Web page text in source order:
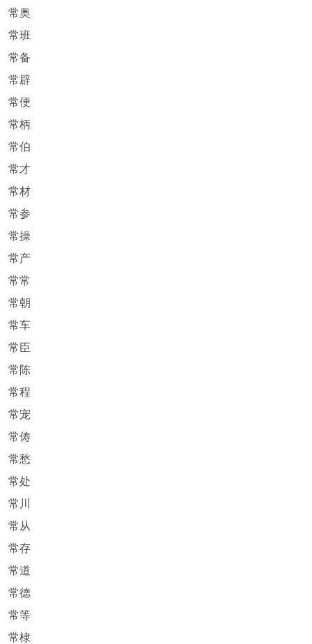
常奥
常班
常备
常辟
常便
常柄
常伯
常才
常材
常参
常操
常产
常常
常朝
常车
常臣
常陈
常程
常宠
常俦
常愁
常处
常川
常从
常存
常道
常德
常等
常棣